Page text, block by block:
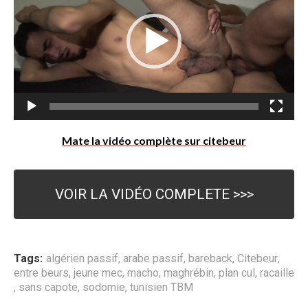
c
e
u
i
o
Mate la vidéo complète sur citebeur
VOIR LA VIDÉO COMPLETE >>>
Tags: algérien passif, arabe passif, bareback, Citebeur,
entre beurs, jeune mec, macho, maghrébin, plan cul, racaille
, sans capote, sodomie, tunisien TBM